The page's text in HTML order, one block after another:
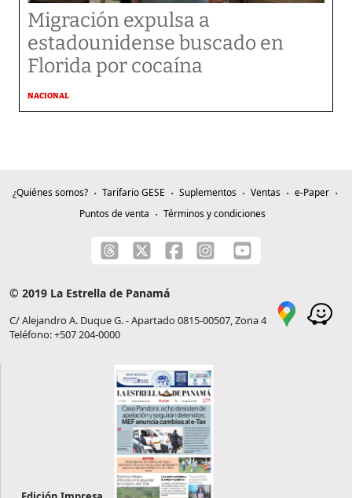
Migración expulsa a
estadounidense buscado en
Florida por cocaína
NACIONAL
¿Quiénes somos? Tarifario GESE Suplementos Ventas
e-Paper
Puntos de venta
Términos y condiciones
© 2019 La Estrella de Panamá
C/ Alejandro A. Duque G. - Apartado 0815-00507, Zona 4
Teléfono: +507 204-0000